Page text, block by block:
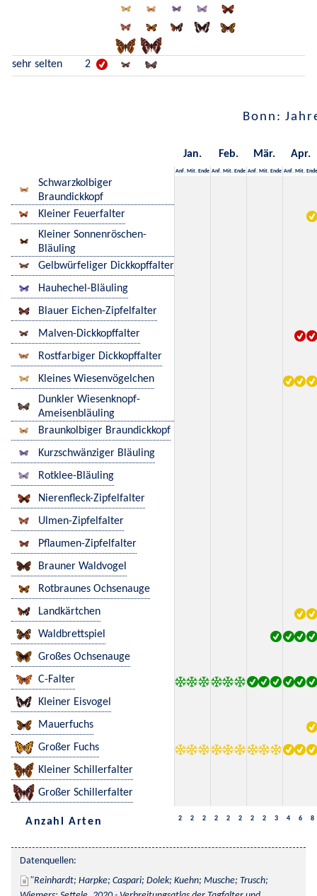
sehr selten 2
Bonn:
Jan. Feb. Mär. Apr.
Anf. Mit. Ende Anf. Mit. Ende Anf. Mit. Ende Anf. Mit. Ende
Schwarzkolbiger
Braundickkopf
Kleiner Feuerfalter
Kleiner Sonnenröschen-
Bläuling
Gelbwürfeliger Dickkopffalter
Hauhechel-Bläuling
Blauer Eichen-Zipfelfalter
Malven-Dickkopffalter
Rostfarbiger Dickkopffalter
Kleines Wiesenvögelchen
Dunkler Wiesenknopf-
Ameisenbläuling
Braunkolbiger Braundickkopf
Kurzschwänziger Bläuling
Rotklee-Bläuling
Nierenfleck-Zipfelfalter
Ulmen-Zipfelfalter
Pflaumen-Zipfelfalter
Brauner Waldvogel
Rotbraunes Ochsenauge
Landkärtchen
Waldbrettspiel
Großes Ochsenauge
C-Falter
Kleiner Eisvogel
Mauerfuchs
Großer Fuchs
Kleiner Schillerfalter
Großer Schillerfalter
Anzahl Arten 2 2 2 2 2 2 2 2 3 4 6 8
Datenquellen:
Reinhardt; Harpke; Caspari; Dolek; Kuehn; Musche; Trusch;